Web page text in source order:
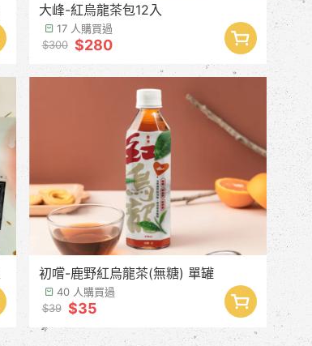
大峰-紅烏龍茶包12入
17 人購買過
$300 $280
初嚐-鹿野紅烏龍茶(無糖) 單罐
40 人購買過
$39 $35